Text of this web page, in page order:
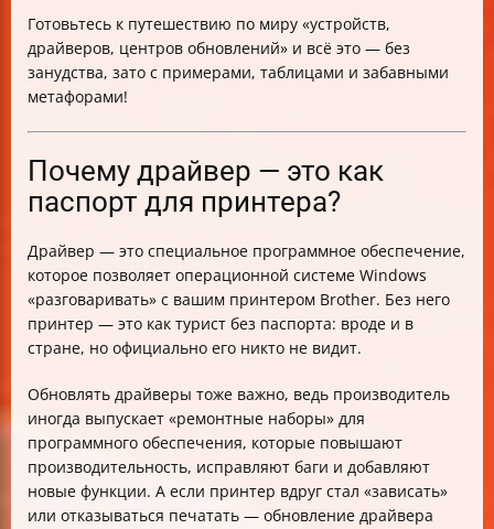
Готовьтесь к путешествию по миру «устройств,
драйверов, центров обновлений» и всё это — без
занудства, зато с примерами, таблицами и забавными
метафорами!
Почему драйвер — это как
паспорт для принтера?
Драйвер — это специальное программное обеспечение,
которое позволяет операционной системе Windows
«разговаривать» с вашим принтером Brother. Без него
принтер — это как турист без паспорта: вроде и в
стране, но официально его никто не видит.
Обновлять драйверы тоже важно, ведь производитель
иногда выпускает «ремонтные наборы» для
программного обеспечения, которые повышают
производительность, исправляют баги и добавляют
новые функции. А если принтер вдруг стал «зависать»
или отказываться печатать — обновление драйвера